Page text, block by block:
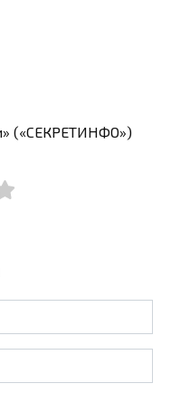
(«СЕКРЕТИНФО»)